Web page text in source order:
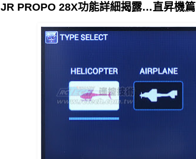
JR PROPO 28X功能詳細揭露…直昇機篇